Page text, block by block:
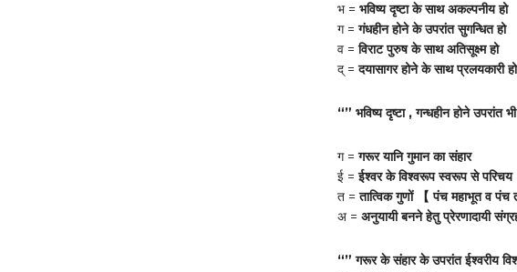
भ = भविष्य दृष्टा के साथ अकल्पनीय हो
ग =गंधहीन होने के उपरांत सुगन्धित हो
व =विराट पुरुष के साथ अतिसूक्ष्म हो
द् =दयासागर होने के साथ प्रलयकारी हो
“” भविष्य दृष्टा , गन्धहीन होने उपरांत
ग =गरूर यानि गुमान का संहार
ई =ईश्वर के विश्वरूप स्वरूप से परिचय
त =तात्विक गुणों 【 पंच महाभूत व
अ = अनुयायी बनने हेतु प्रेरणादायी
“” गरूर के संहार के उपरांत ईश्वरीय